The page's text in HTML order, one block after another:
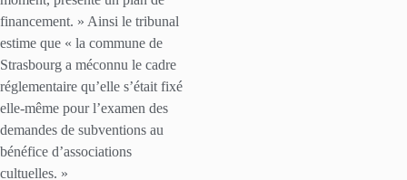
financement. » Ainsi le tribunal
estime que « la commune de
Strasbourg a méconnu le cadre
réglementaire qu’elle s’était fixé
elle-même pour l’examen des
demandes de subventions au
bénéfice d’associations
cultuelles. »